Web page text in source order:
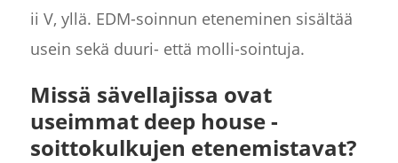
ii V, yllä. EDM-soinnun eteneminen sisältää
usein sekä duuri- että molli-sointuja.
Missä sävellajissa ovat
useimmat deep house -
soittokulkujen etenemistavat?